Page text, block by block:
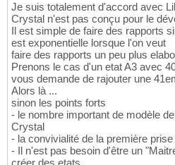
Je suis totalement d'accord avec
Crystal n'est pas conçu pour le
Il est simple de faire des rapports
est exponentielle lorsque l'on veut
faire des rapports un peu plus
Prenons le cas d'un etat A3 avec
vous demande de rajouter une
Alors là ...
sinon les points forts
- le nombre important de modèle
Crystal
- la convivialité de la première
- Il n'est pas besoin d'être un